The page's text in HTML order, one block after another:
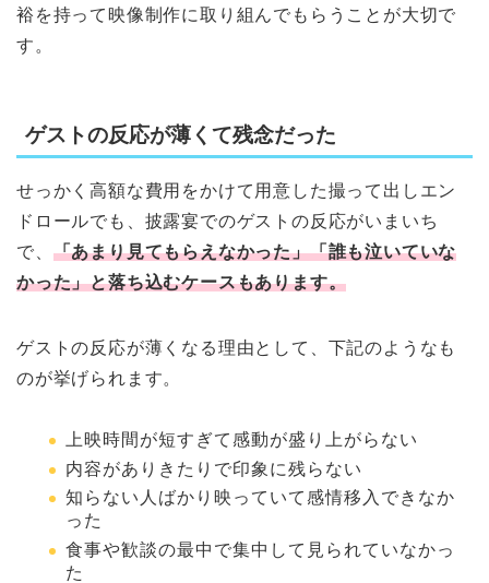
裕を持って映像制作に取り組んでもらうことが大切で
す。
ゲストの反応が薄くて残念だった
せっかく高額な費用をかけて用意した撮って出しエン
ドロールでも、披露宴でのゲストの反応がいまいち
で、 「あまり見てもらえなかった」「誰も泣いていな
かった」と落ち込むケースもあります。
ゲストの反応が薄くなる理由として、下記のようなも
のが挙げられます。
上映時間が短すぎて感動が盛り上がらない
内容がありきたりで印象に残らない
知らない人ばかり映っていて感情移入できなか
った
食事や歓談の最中で集中して見られていなかっ
た